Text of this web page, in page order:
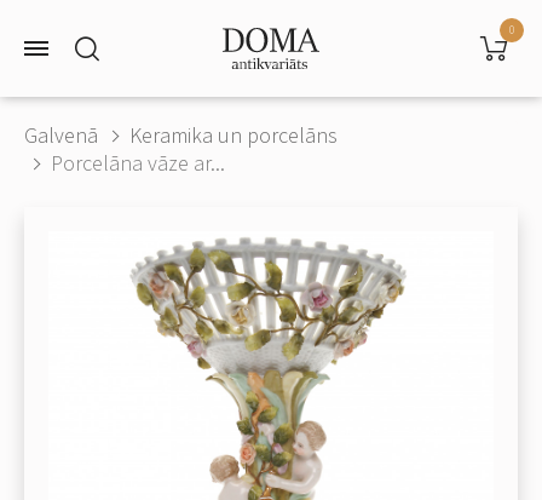
0
Galvenā
Keramika un porcelāns
Porcelāna vāze ar...